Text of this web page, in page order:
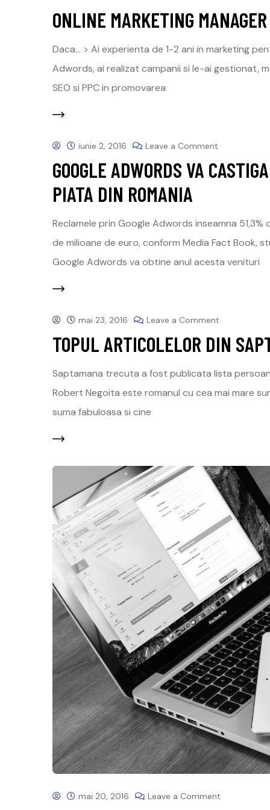
ONLINE MARKETING
Daca… > Ai experienta de 1-2 ani in marketing
Adwords, ai realizat campanii si le-ai gestionat,
SEO si PPC in promovarea
iunie 2, 2016 Leave a Comment
GOOGLE ADWORDS VA
PIATA DIN ROMANIA
Reclamele prin Google Adwords inseamna
de milioane de euro, conform Media Fact Book,
Google Adwords va obtine anul acesta venituri
mai 23, 2016 Leave a Comment
TOPUL ARTICOLELOR DIN
Saptamana trecuta a fost publicata lista
Robert Negoita este romanul cu cea mai mare
suma fabuloasa si cine
mai 20, 2016 Leave a Comment